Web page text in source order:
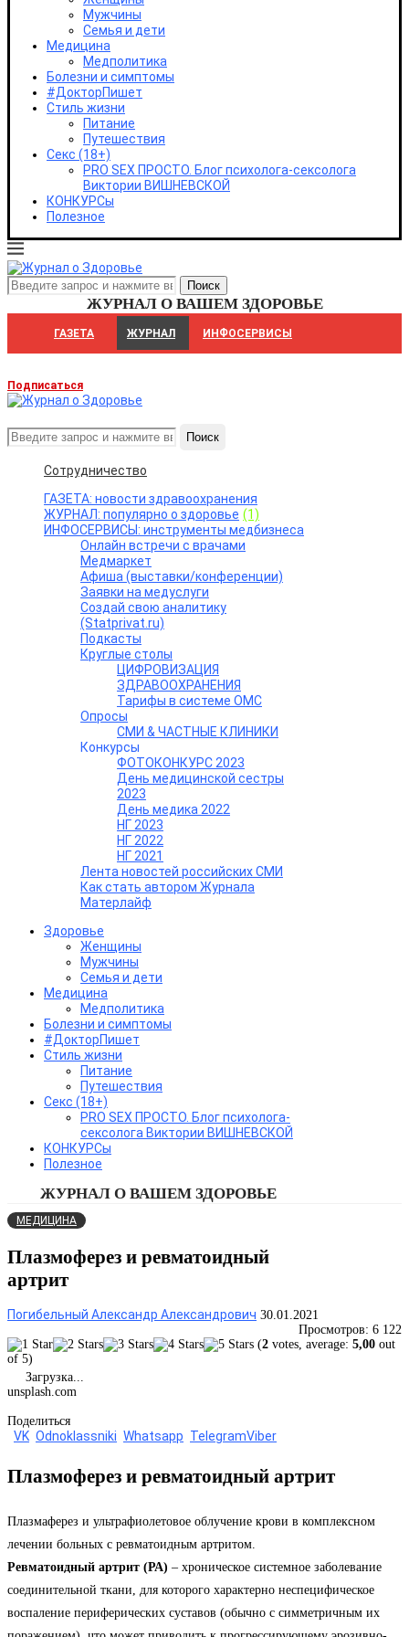
Мужчины
Семья и дети
Медицина
Медполитика
Болезни и симптомы
#ДокторПишет
Стиль жизни
Питание
Путешествия
Секс (18+)
PRO SEX ПРОСТО. Блог психолога-сексолога
Виктории ВИШНЕВСКОЙ
КОНКУРСы
Полезное
ЖУРНАЛ О ВАШЕМ ЗДОРОВЬЕ
ГАЗЕТА ЖУРНАЛ ИНФОСЕРВИСЫ
Подписаться
Поиск
Сотрудничество
ГАЗЕТА: новости здравоохранения
ЖУРНАЛ: популярно о здоровье (1)
ИНФОСЕРВИСЫ: инструменты медбизнеса
Онлайн встречи с врачами
Медмаркет
Афиша (выставки/конференции)
Заявки на медуслуги
Создай свою аналитику
(Statprivat.ru)
Подкасты
Круглые столы
ЦИФРОВИЗАЦИЯ
ЗДРАВООХРАНЕНИЯ
Тарифы в системе ОМС
Опросы
СМИ & ЧАСТНЫЕ КЛИНИКИ
Конкурсы
ФОТОКОНКУРС 2023
День медицинской сестры
2023
День медика 2022
НГ 2023
НГ 2022
НГ 2021
Лента новостей российских СМИ
Как стать автором Журнала
Матерлайф
Здоровье
Женщины
Мужчины
Семья и дети
Медицина
Медполитика
Болезни и симптомы
#ДокторПишет
Стиль жизни
Питание
Путешествия
Секс (18+)
PRO SEX ПРОСТО. Блог психолога-
сексолога Виктории ВИШНЕВСКОЙ
КОНКУРСы
Полезное
ЖУРНАЛ О ВАШЕМ ЗДОРОВЬЕ
Удмуртская Республика
Ульяновская область
Хабаровский край
Республика Хакасия
Ханты-Мансийский автономный округ - Югра
Челябинская область
Чеченская республика
Чувашская республика
Чукотский автономный округ
Ямало-Ненецкий автономный округ
Ярославская область
Республика Крым
Севастополь
МЕДИЦИНА
Плазмоферез и ревматоидный
артрит
Погибельный Александр Александрович 30.01.2021
Просмотров: 6 122
(2 votes, average: 5,00 out
of 5)
Загрузка...
unsplash.com
Поделиться
VK Odnoklassniki Whatsapp TelegramViber
Плазмоферез и ревматоидный артрит
Плазмаферез и ультрафиолетовое облучение крови в комплексном
лечении больных с ревматоидным артритом.
Ревматоидный артрит (РА) – хроническое системное заболевание
соединительной ткани, для которого характерно неспецифическое
воспаление периферических суставов (обычно с симметричным их